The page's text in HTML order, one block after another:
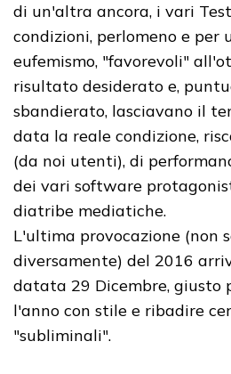
di un'altra ancora, i vari
condizioni, perlomeno e per
eufemismo, "favorevoli"
risultato desiderato e,
sbandierato, lasciavano il
data la reale condizione,
(da noi utenti), di
dei vari software
diatribe mediatiche.
L'ultima provocazione (non
diversamente) del 2016
datata 29 Dicembre, giusto
l'anno con stile e ribadire
"subliminali".